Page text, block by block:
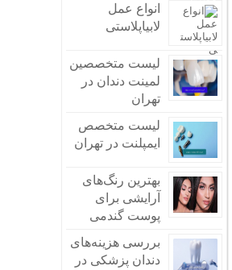
انواع عمل
لابیاپلاستی
لیست متخصصین
لمینت دندان در
تهران
لیست متخصص
ایمپلنت در تهران
بهترین رنگ‌های
آرایشی برای
پوست گندمی
بررسی هزینه‌های
دندان پزشکی در